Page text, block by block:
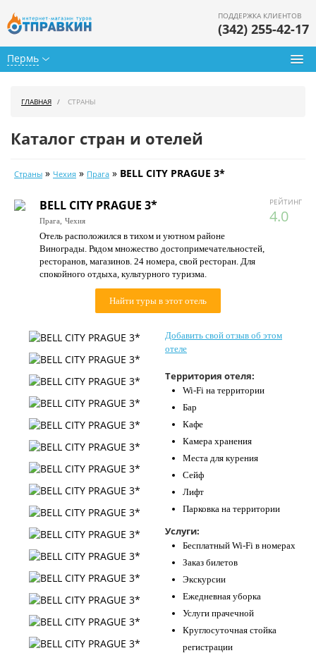
Пермь
ПОДДЕРЖКА КЛИЕНТОВ
(342) 255-42-17
Календарь туров
Цены дня
Страны
Как купить
Контакты
ГЛАВНАЯ СТРАНЫ
Каталог стран и отелей
Страны » Чехия » Прага » BELL CITY PRAGUE 3*
РЕЙТИНГ
4.0
BELL CITY PRAGUE 3*
Прага, Чехия
Отель расположился в тихом и уютном районе
Винограды. Рядом множество достопримечательностей,
ресторанов, магазинов. 24 номера, свой ресторан. Для
спокойного отдыха, культурного туризма.
Найти туры в этот отель
Добавить свой отзыв об этом
отеле
Территория отеля:
Wi-Fi на территории
Бар
Кафе
Камера хранения
Места для курения
Сейф
Лифт
Парковка на территории
Услуги:
Бесплатный Wi-Fi в номерах
Заказ билетов
Экскурсии
Ежедневная уборка
Услуги прачечной
Круглосуточная стойка
регистрации